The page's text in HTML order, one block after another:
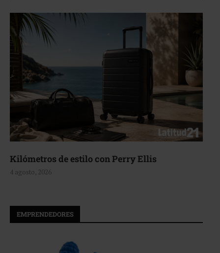
Perry Ellis Aerie, texturas
EMPRENDEDORES